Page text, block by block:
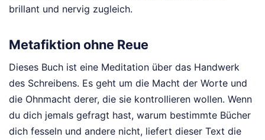
brillant und nervig zugleich.
Metafiktion ohne Reue
Dieses Buch ist eine Meditation über das Handwerk
des Schreibens. Es geht um die Macht der Worte und
die Ohnmacht derer, die sie kontrollieren wollen. Wenn
du dich jemals gefragt hast, warum bestimmte Bücher
dich fesseln und andere nicht, liefert dieser Text die